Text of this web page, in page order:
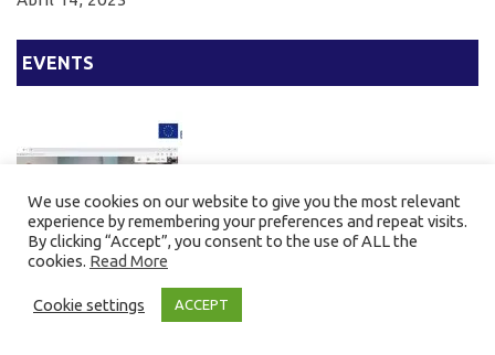
EVENTS
1ª REUNIÃO DE PARCEIROS
We use cookies on our website to give you the most relevant
experience by remembering your preferences and repeat visits.
By clicking “Accept”, you consent to the use of ALL the
cookies. Read More
Cookie settings ACCEPT